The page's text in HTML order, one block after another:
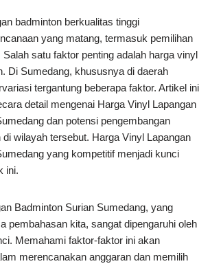
badminton berkualitas tinggi
yang matang, termasuk pemilihan
satu faktor penting adalah harga vinyl
Di Sumedang, khususnya di daerah
tergantung beberapa faktor. Artikel ini
detail mengenai Harga Vinyl Lapangan
dan potensi pengembangan
wilayah tersebut. Harga Vinyl Lapangan
yang kompetitif menjadi kunci
ini.
Badminton Surian Sumedang, yang
pembahasan kita, sangat dipengaruhi oleh
Memahami faktor-faktor ini akan
merencanakan anggaran dan memilih